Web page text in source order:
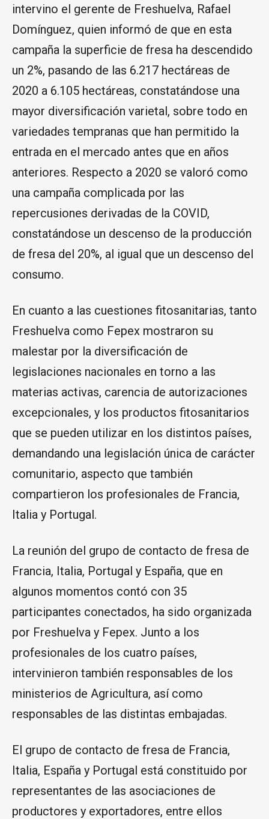
intervino el gerente de Freshuelva, Rafael
Domínguez, quien informó de que en esta
campaña la superficie de fresa ha descendido
un 2%, pasando de las 6.217 hectáreas de
2020 a 6.105 hectáreas, constatándose una
mayor diversificación varietal, sobre todo en
variedades tempranas que han permitido la
entrada en el mercado antes que en años
anteriores. Respecto a 2020 se valoró como
una campaña complicada por las
repercusiones derivadas de la COVID,
constatándose un descenso de la producción
de fresa del 20%, al igual que un descenso del
consumo.
En cuanto a las cuestiones fitosanitarias, tanto
Freshuelva como Fepex mostraron su
malestar por la diversificación de
legislaciones nacionales en torno a las
materias activas, carencia de autorizaciones
excepcionales, y los productos fitosanitarios
que se pueden utilizar en los distintos países,
demandando una legislación única de carácter
comunitario, aspecto que también
compartieron los profesionales de Francia,
Italia y Portugal.
La reunión del grupo de contacto de fresa de
Francia, Italia, Portugal y España, que en
algunos momentos contó con 35
participantes conectados, ha sido organizada
por Freshuelva y Fepex. Junto a los
profesionales de los cuatro países,
intervinieron también responsables de los
ministerios de Agricultura, así como
responsables de las distintas embajadas.
El grupo de contacto de fresa de Francia,
Italia, España y Portugal está constituido por
representantes de las asociaciones de
productores y exportadores, entre ellos